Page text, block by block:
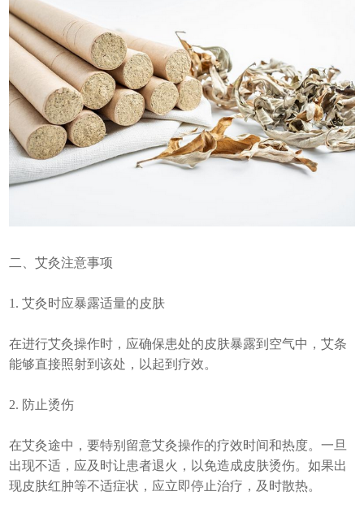
二、艾灸注意事项
1. 艾灸时应暴露适量的皮肤
在进行艾灸操作时，应确保患处的皮肤暴露到空气中，艾条
能够直接照射到该处，以起到疗效。
2. 防止烫伤
在艾灸途中，要特别留意艾灸操作的疗效时间和热度。一旦
出现不适，应及时让患者退火，以免造成皮肤烫伤。如果出
现皮肤红肿等不适症状，应立即停止治疗，及时散热。